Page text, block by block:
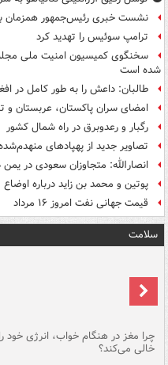
نشست خبری رئیس‌جمهور همزمان با
ترامپ سوئیس را تهدید کرد
سخنگوی کمیسیون امنیت ملی
شده است
طالبان: داعش را به طور کامل در
امضای سران پاکستان، عربستان و
رگبار و رعدوبرق در راه شمال کشور
تصاویر جدید از پهپادهای
انصارالله: متجاوزان سعودی در یمن
پوتین و محمد بن زاید درباره
قیمت جهانی نفت امروز ۱۶ مرداد
سلامت
چرا مغز در هنگام خواب، انرژی خود را
خالی می‌کند؟